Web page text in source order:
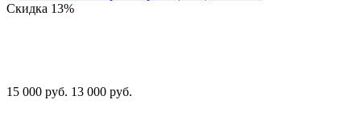
Скидка 13%
15 000 руб. 13 000 руб.